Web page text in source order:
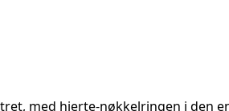
med hjerte-nøkkelringen i den